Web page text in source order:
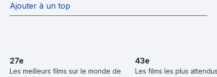
Ajouter à un top
27e
Les meilleurs films sur le monde de
43e
Les films les plus